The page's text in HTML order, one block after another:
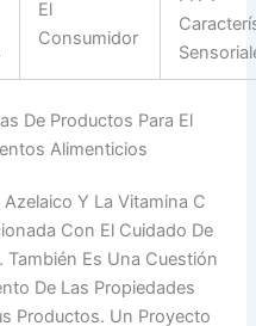
El
Consumidor
De Productos Para El
Alimenticios
Y La Vitamina C
Con El Cuidado De
También Es Una Cuestión
De Las Propiedades
Productos. Un Proyecto